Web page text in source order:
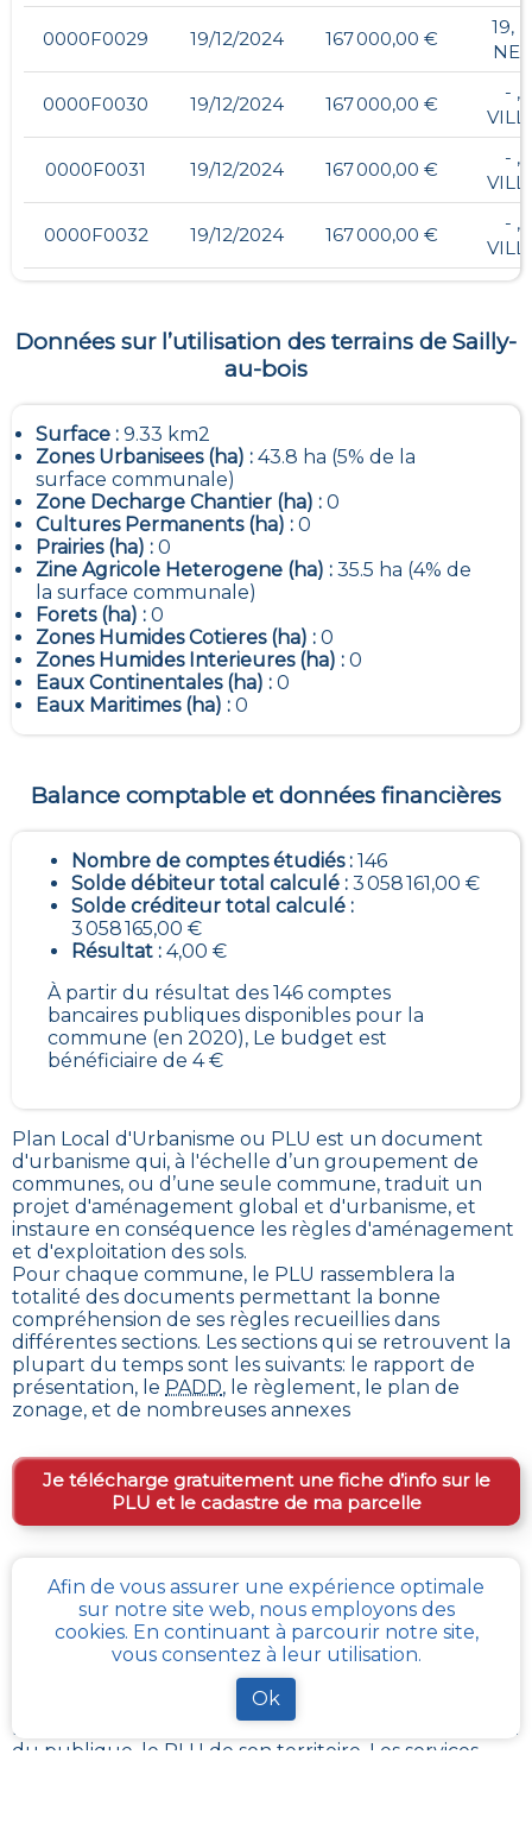
0000F0029 19/12/2024 167 000,00 €
19,
0000F0030 19/12/2024 167 000,00 €
- ,
0000F0031 19/12/2024 167 000,00 €
- ,
0000F0032 19/12/2024 167 000,00 €
- ,
Données sur l’utilisation des terrains de Sailly-
au-bois
Surface : 9.33 km2
Zones Urbanisees (ha) : 43.8 ha (5% de la
surface communale)
Zone Decharge Chantier (ha) : 0
Cultures Permanents (ha) : 0
Prairies (ha) : 0
Zine Agricole Heterogene (ha) : 35.5 ha (4% de
la surface communale)
Forets (ha) : 0
Zones Humides Cotieres (ha) : 0
Zones Humides Interieures (ha) : 0
Eaux Continentales (ha) : 0
Eaux Maritimes (ha) : 0
Balance comptable et données financières
Nombre de comptes étudiés : 146
Solde débiteur total calculé : 3 058 161,00 €
Solde créditeur total calculé :
3 058 165,00 €
Résultat : 4,00 €
À partir du résultat des 146 comptes
bancaires publiques disponibles pour la
commune (en 2020), Le budget est
bénéficiaire de 4 €
Plan Local d'Urbanisme ou PLU est un document
d'urbanisme qui, à l'échelle d’un groupement de
communes, ou d’une seule commune, traduit un
projet d'aménagement global et d'urbanisme, et
instaure en conséquence les règles d'aménagement
et d'exploitation des sols.
Pour chaque commune, le PLU rassemblera la
totalité des documents permettant la bonne
compréhension de ses règles recueillies dans
différentes sections. Les sections qui se retrouvent la
plupart du temps sont les suivants: le rapport de
présentation, le PADD, le règlement, le plan de
zonage, et de nombreuses annexes
Je télécharge gratuitement une fiche d’info sur le
PLU et le cadastre de ma parcelle
Comment obtenir gratuitement le Règlement
d’Urbanisme ou PLU de Sailly-au-bois
obtenir le PLU gratuitement,il faut s’adresser
aux services d'urbanisme de la mairie de la commune
ou de l’intercommunalité Chaque commune
française a pour charge de tenir à jour et à disposition
du publique, le PLU de son territoire. Les services
Afin de vous assurer une expérience optimale
sur notre site web, nous employons des
cookies. En continuant à parcourir notre site,
vous consentez à leur utilisation.
Ok